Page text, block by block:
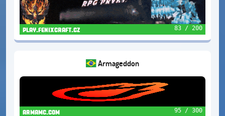
play.fenixcraft.cz 83 / 200
Armageddon
armamc.com 95 / 300